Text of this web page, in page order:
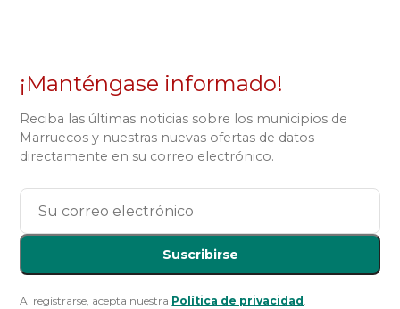
¡Manténgase informado!
Reciba las últimas noticias sobre los municipios de
Marruecos y nuestras nuevas ofertas de datos
directamente en su correo electrónico.
Suscribirse
Al registrarse, acepta nuestra Política de privacidad .